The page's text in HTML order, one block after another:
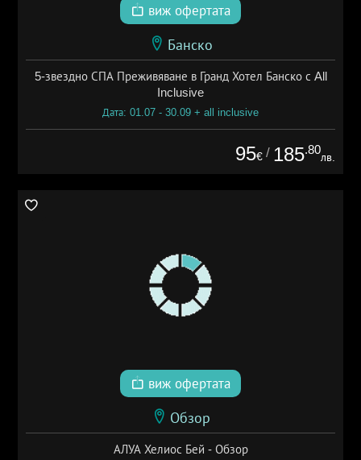
виж офертата
Банско
5-звездно СПА Преживяване в Гранд Хотел Банско с All
Inclusive
Дата: 01.07 - 30.09 + all inclusive
95€ / 185.80
лв.
виж офертата
Обзор
АЛУА Хелиос Бей - Обзор